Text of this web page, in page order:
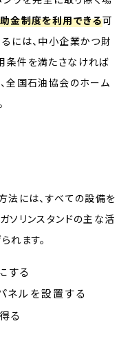
金制度を利用できる可
には、中小企業かつ財
条件を満たさなければ
全国石油協会のホーム
法には、すべての設備を
ソリンスタンドの主な活
れます。
する
ネルを設置する
る